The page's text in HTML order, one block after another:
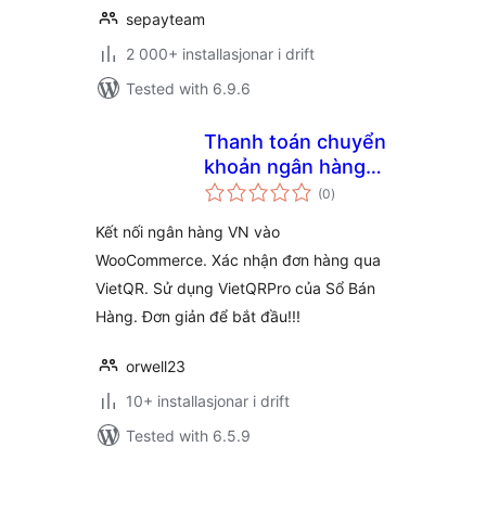
sepayteam
2 000+ installasjonar i drift
Tested with 6.9.6
Thanh toán chuyển
khoản ngân hàng
với VietQRPro từ
(0vurderingar
i)
Kết nối ngân hàng VN vào
WooCommerce. Xác nhận đơn hàng qua
VietQR. Sử dụng VietQRPro của Sổ Bán
Hàng. Đơn giản để bắt đầu!!!
orwell23
10+ installasjonar i drift
Tested with 6.5.9